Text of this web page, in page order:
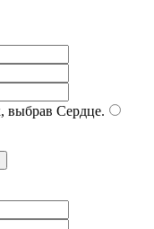
выбрав Сердце.